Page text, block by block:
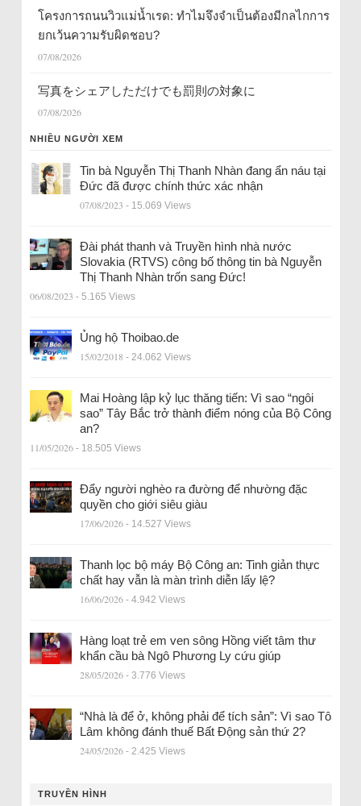
โครงการถนนวิวแม่น้ำเรด: ทำไมจึงจำเป็นต้องมีกลไกการ
ยกเว้นความรับผิดชอบ?
07/08/2026
写真をシェアしただけでも罰則の対象に
07/08/2026
NHIỀU NGƯỜI XEM
Tin bà Nguyễn Thị Thanh Nhàn đang ẩn náu tại
Đức đã được chính thức xác nhận
07/08/2023 - 15.069 Views
Đài phát thanh và Truyền hình nhà nước
Slovakia (RTVS) công bố thông tin bà Nguyễn
Thị Thanh Nhàn trốn sang Đức!
06/08/2023 - 5.165 Views
Ủng hộ Thoibao.de
15/02/2018 - 24.062 Views
Mai Hoàng lập kỷ lục thăng tiến: Vì sao “ngôi
sao” Tây Bắc trở thành điểm nóng của Bộ Công
an?
11/05/2026 - 18.505 Views
Đẩy người nghèo ra đường để nhường đặc
quyền cho giới siêu giàu
17/06/2026 - 14.527 Views
Thanh lọc bộ máy Bộ Công an: Tinh giản thực
chất hay vẫn là màn trình diễn lấy lệ?
16/06/2026 - 4.942 Views
Hàng loạt trẻ em ven sông Hồng viết tâm thư
khẩn cầu bà Ngô Phương Ly cứu giúp
28/05/2026 - 3.776 Views
“Nhà là để ở, không phải để tích sản”: Vì sao Tô
Lâm không đánh thuế Bất Động sản thứ 2?
24/05/2026 - 2.425 Views
TRUYỀN HÌNH